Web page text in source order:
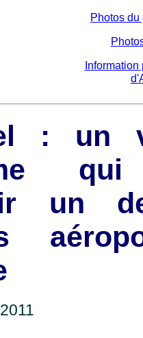
Photos du
Information
: un
un